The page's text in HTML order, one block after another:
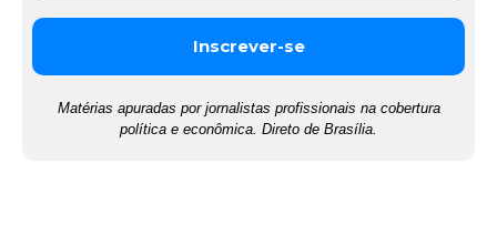
Matérias apuradas por jornalistas profissionais na cobertura
política e econômica. Direto de Brasília.